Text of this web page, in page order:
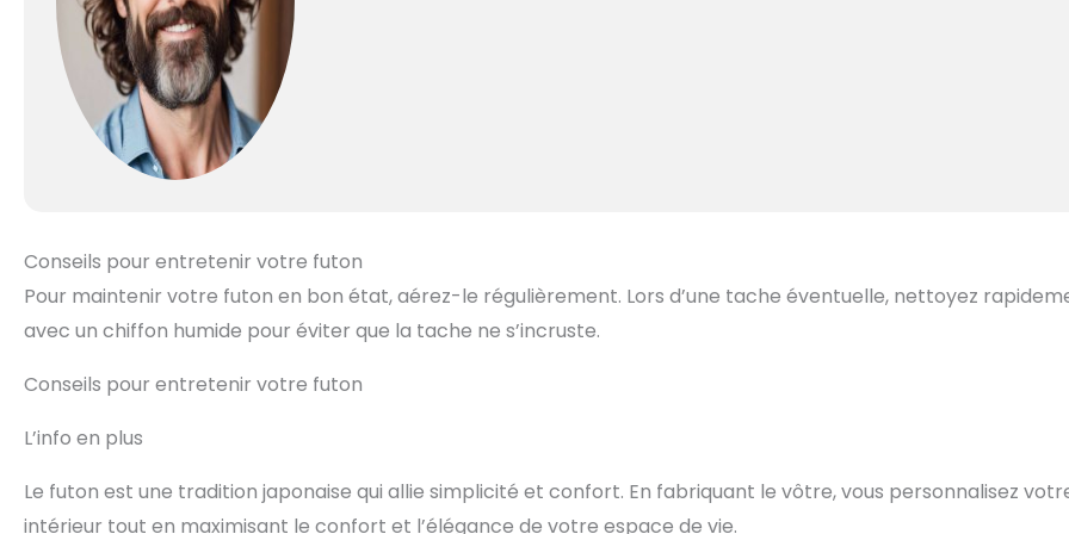
Conseils pour entretenir votre futon
Pour maintenir votre futon en bon état, aérez-le régulièrement. Lors d’une tache éventuelle, nettoyez
avec un chiffon humide pour éviter que la tache ne s’incruste.
Conseils pour entretenir votre futon
L’info en plus
Le futon est une tradition japonaise qui allie simplicité et confort. En fabriquant le vôtre, vous personnalisez
intérieur tout en maximisant le confort et l’élégance de votre espace de vie.